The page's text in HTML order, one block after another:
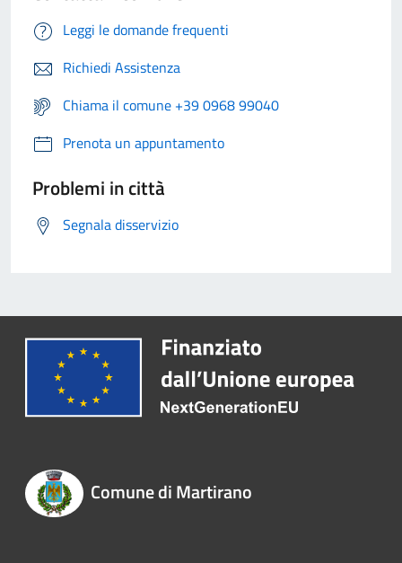
Leggi le domande frequenti
Richiedi Assistenza
Chiama il comune +39 0968 99040
Prenota un appuntamento
Problemi in città
Segnala disservizio
Comune di Martirano